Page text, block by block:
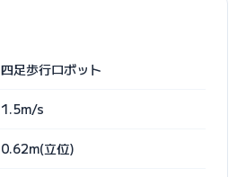
四足歩行ロボット
1.5m/s
0.62m(立位)